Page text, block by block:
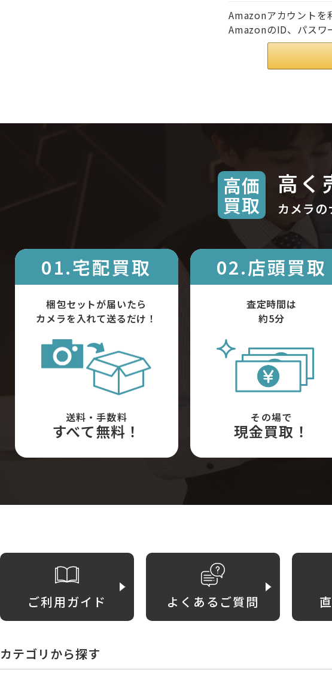
Amazonアカウントを
AmazonのID、パスワ
高価
買取
高く
カメラ
01.宅配買取
梱包セットが届いたら
カメラを入れて送るだけ！
送料・手数料
すべて無料！
02.店頭買取
査定時間は
約5分
その場で
現金買取！
ご利用ガイド よくあるご質問
カテゴリから探す